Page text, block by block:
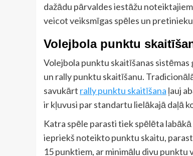
dažādu pārvaldes iestāžu
veicot veiksmīgas spēles un
Volejbola punktu
Volejbola punktu skaitīšanas
un rally punktu skaitīšanu.
savukārt rally punktu skaitīšana ļauj
ir kļuvusi par standartu lielākajā daļā
Katra spēle parasti tiek spēlēta
iepriekš noteikto punktu skaitu,
15 punktiem, ar minimālu divu punktu